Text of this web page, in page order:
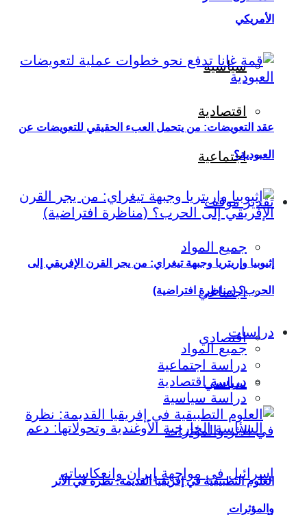
سياسية
اقتصادية
اجتماعية
تقدير موقف
جميع المواد
اجتماعي
اقتصادي
سياسي
الأمريكي
عقد التعويضات: من يتحمل العبء الحقيقي للتعويضات عن
العبودية؟
إثيوبيا وإريتريا وجبهة تيغراي: من يجر القرن الإفريقي إلى
الحرب؟ (مناظرة افتراضية)
دراسات
جميع المواد
دراسة اجتماعية
دراسة اقتصادية
دراسة سياسية
العلوم التطبيقية في إفريقيا القديمة: نظرة في الأثر
والمؤثرات